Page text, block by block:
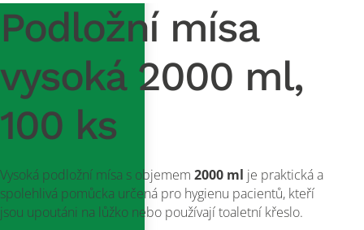
Podložní mísa
vysoká 2000 ml,
100 ks
Vysoká podložní mísa s objemem 2000 ml je praktická a
spolehlivá pomůcka určená pro hygienu pacientů, kteří
jsou upoutáni na lůžko nebo používají toaletní křeslo.